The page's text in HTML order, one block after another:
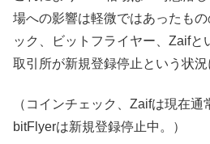
場への影響は軽微ではあったも
ック、ビットフライヤー、Zaifと
取引所が新規登録停止という状況
（コインチェック、Zaifは現在通
bitFlyerは新規登録停止中。）